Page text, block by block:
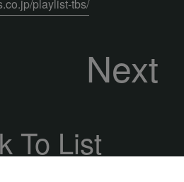
playlist-tbs/
Next
To List